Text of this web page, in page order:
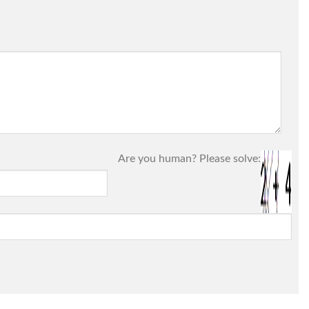
Are you human? Please solve: